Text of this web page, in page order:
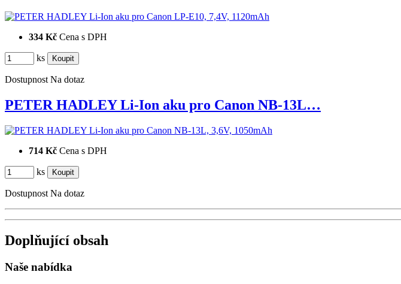
334 Kč Cena s DPH
ks
Dostupnost Na dotaz
PETER HADLEY Li-Ion aku pro Canon NB-13L…
714 Kč Cena s DPH
ks
Dostupnost Na dotaz
Doplňující obsah
Naše nabídka